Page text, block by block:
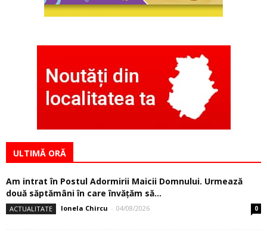
ULTIMĂ ORĂ
Am intrat în Postul Adormirii Maicii Domnului. Urmează
două săptămâni în care învăţăm să...
ACTUALITATE Ionela Chircu - 04/08/2026 0